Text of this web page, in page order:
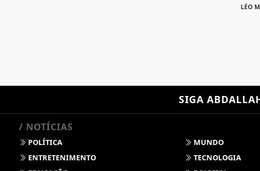
LÉO
SIGA
/ NOTÍCIAS
POLÍTICA
MUNDO
ENTRETENIMENTO
TECNOLOGIA